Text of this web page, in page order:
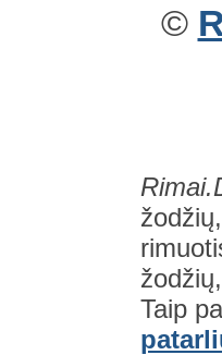
©
Taip